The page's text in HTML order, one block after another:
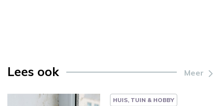
Lees ook Meer
HUIS, TUIN & HOBBY